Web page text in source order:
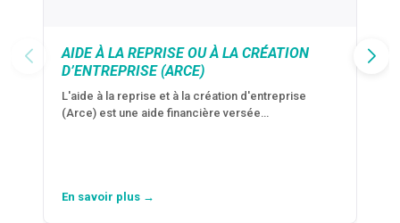
AIDE À LA REPRISE OU À LA CRÉATION
D’ENTREPRISE (ARCE)
L'aide à la reprise et à la création d'entreprise
(Arce) est une aide financière versée…
En savoir plus →